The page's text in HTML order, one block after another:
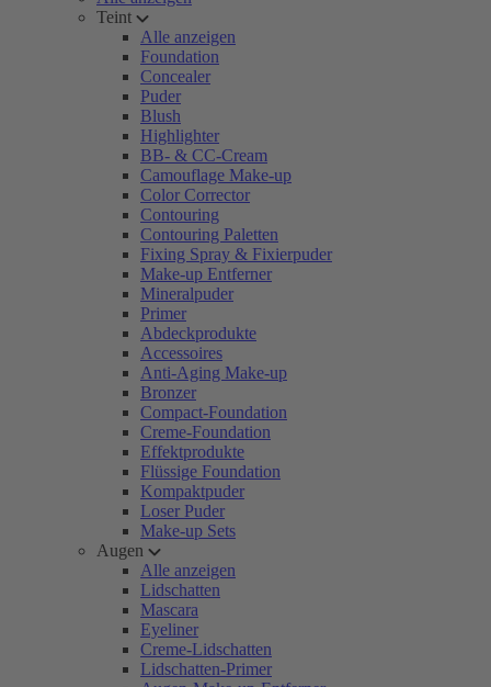
Teint
Alle anzeigen
Foundation
Concealer
Puder
Blush
Highlighter
BB- & CC-Cream
Camouflage Make-up
Color Corrector
Contouring
Contouring Paletten
Fixing Spray & Fixierpuder
Make-up Entferner
Mineralpuder
Primer
Abdeckprodukte
Accessoires
Anti-Aging Make-up
Bronzer
Compact-Foundation
Creme-Foundation
Effektprodukte
Flüssige Foundation
Kompaktpuder
Loser Puder
Make-up Sets
Augen
Alle anzeigen
Lidschatten
Mascara
Eyeliner
Creme-Lidschatten
Lidschatten-Primer